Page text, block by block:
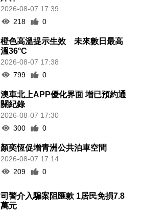
2026-08-07 17:39
218
0
橙色高溫提示生效 未來數日最高
溫36°C
2026-08-07 17:38
799
0
澳車北上APP優化界面 增已預約通
關紀錄
2026-08-07 17:30
300
0
顏奕恆促增青洲公共泊車空間
2026-08-07 17:14
209
0
司警介入騙案阻匯款 1居民免損7.8
萬元